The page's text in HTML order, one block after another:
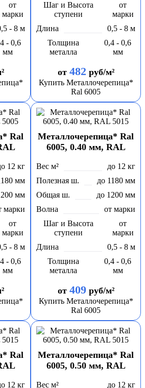
от
марки
- 8 м
- 0,6
мм
Шаг и Высота
ступени
от
марки
Длина
0,5 - 8 м
Толщина
металла
0,4 - 0,6
мм
от 482 руб/м²
Купить Металлочерепица*
Ral 6005
Ral
12 кг
мм
мм
марки
от
марки
- 8 м
- 0,6
мм
Металлочерепица* Ral
6005, 0.40 мм, RAL
Вес м²
до 12 кг
Полезная ш.
до 1180 мм
Общая ш.
до 1200 мм
Волна
от марки
Шаг и Высота
ступени
от
марки
Длина
0,5 - 8 м
Толщина
металла
0,4 - 0,6
мм
от 409руб/м²
Купить Металлочерепица*
Ral 6005
Ral
12 кг
Металлочерепица* Ral
6005, 0.50 мм, RAL
Вес м²
до 12 кг